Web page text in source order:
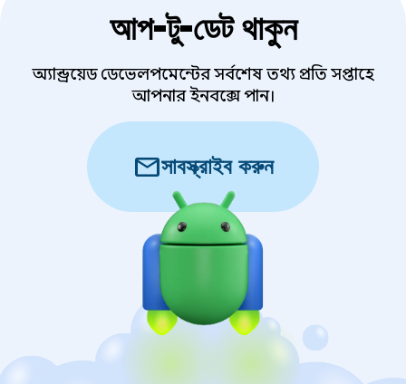
আপ-টু-ডেট থাকুন
অ্যান্ড্রয়েড ডেভেলপমেন্টের সর্বশেষ তথ্য প্রতি সপ্তাহে
আপনার ইনবক্সে পান।
mailসাবস্ক্রাইব করুন